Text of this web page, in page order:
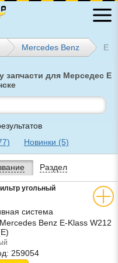
Mercedes Benz E
запчасти для Мерседес E
Новинки (5)
Раздел
угольный
система
Mercedes Benz E-Klass W212
259054